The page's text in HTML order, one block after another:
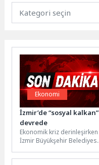
Ekonomi
İzmir’de “sosyal kalkan”
devrede
Ekonomik kriz derinleşirken
İzmir Büyükşehir Belediyesi
Emekliden öğrenciye,